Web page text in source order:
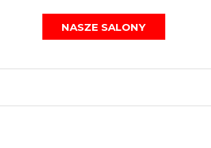
NASZE SALONY